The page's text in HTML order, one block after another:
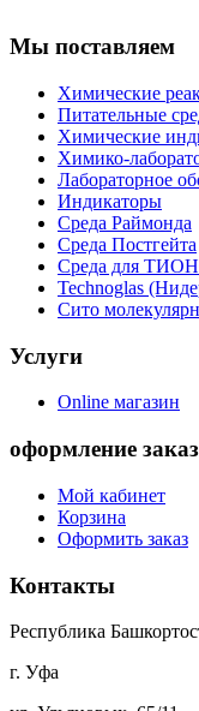
Мы поставляем
Химические
Питательные
Химические
Химико-
Лабораторное
Индикаторы
Среда Раймонда
Среда Постгейта
Среда для
Technoglas
Сито
Услуги
Online магазин
оформление
Мой кабинет
Корзина
Оформить заказ
Контакты
Республика
г. Уфа